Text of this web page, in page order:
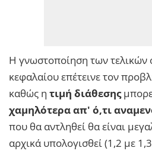
Η γνωστοποίηση των τελικών
κεφαλαίου επέτεινε τον
καθώς η τιμή διάθεσης
χαμηλότερα απ' ό,τι
που θα αντληθεί θα είναι
αρχικά υπολογισθεί (1,2 με